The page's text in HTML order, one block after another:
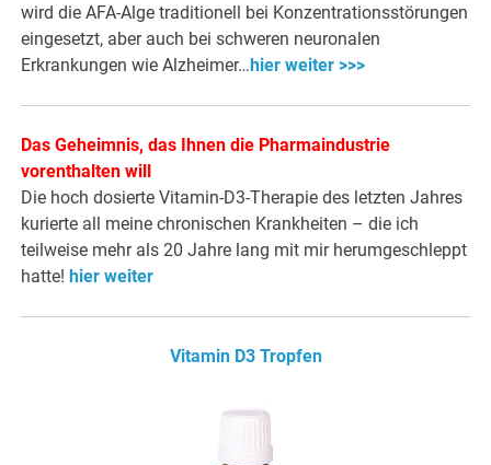
wird die AFA-Alge traditionell bei Konzentrationsstörungen
eingesetzt, aber auch bei schweren neuronalen
Erkrankungen wie Alzheimer…hier weiter >>>
Das Geheimnis, das Ihnen die Pharmaindustrie
vorenthalten will
Die hoch dosierte Vitamin-D3-Therapie des letzten Jahres
kurierte all meine chronischen Krankheiten – die ich
teilweise mehr als 20 Jahre lang mit mir herumgeschleppt
hatte!hier weiter
Vitamin D3 Tropfen